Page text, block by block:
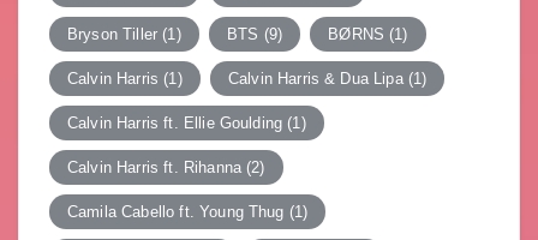
Bryson Tiller (1) BTS (9) BØRNS (1)
Calvin Harris (1) Calvin Harris & Dua Lipa(1)
Calvin Harris ft. Ellie Goulding (1)
Calvin Harris ft. Rihanna (2)
Camila Cabello ft. Young Thug (1)